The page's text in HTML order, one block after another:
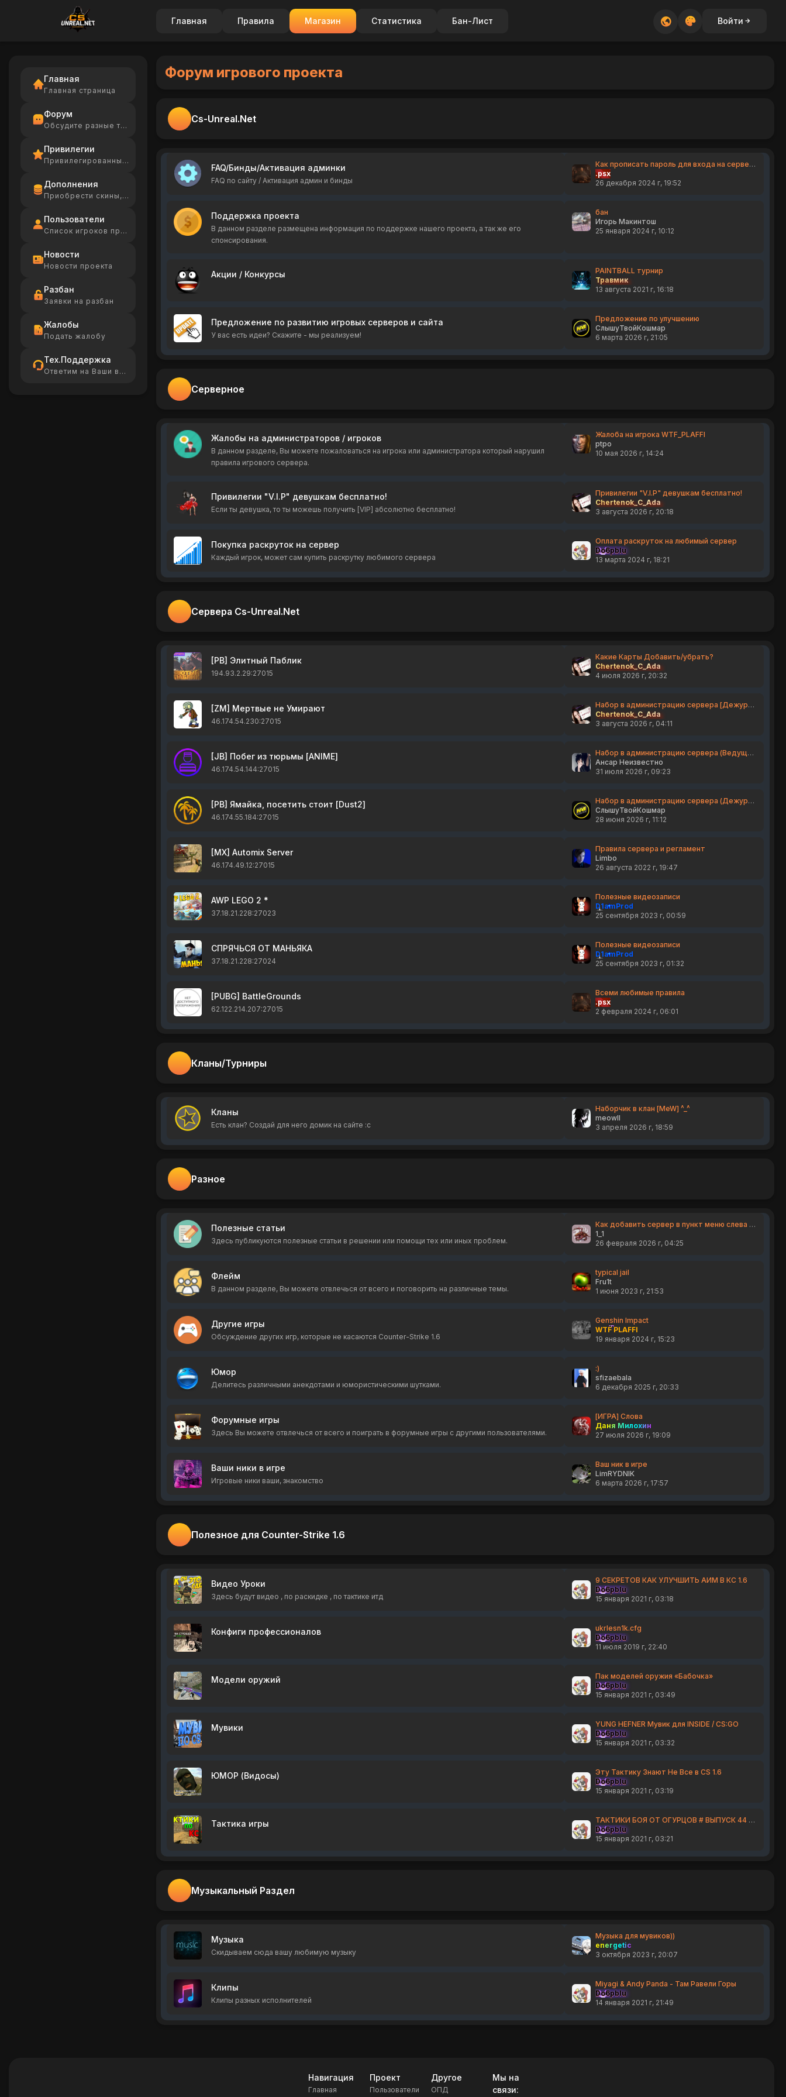
Главная Правила Магазин Статистика Бан-Лист Войти
Главная
Главная страница
Форум
Обсудите разные темы
Привилегии
Привилегированные игроки
Дополнения
Приобрести скины, Ammo
Пользователи
Список игроков проекта
Новости
Новости проекта
Разбан
Заявки на разбан
Жалобы
Подать жалобу
Тех.Поддержка
Ответим на Ваши вопросы
Форум игрового проекта
Cs-Unreal.Net
FAQ/Бинды/Активация админки
FAQ по сайту / Активация админ и бинды
Как прописать пароль для входа на сервер с привилегиями в CS 1.6
.psx
26 декабря 2024 г, 19:52
Поддержка проекта
В данном разделе размещена информация по поддержке нашего проекта, а так же его
спонсирования.
бан
Игорь Макинтош
25 января 2024 г, 10:12
Акции / Конкурсы
PAINTBALL турнир
Травмик
13 августа 2021 г, 16:18
Предложение по развитию игровых серверов и сайта
У вас есть идеи? Скажите - мы реализуем!
Предложение по улучшению
СлышуТвойКошмар
6 марта 2026 г, 21:05
Серверное
Жалобы на администраторов / игроков
В данном разделе, Вы можете пожаловаться на игрока или администратора который нарушил
правила игрового сервера.
Жалоба на игрока WTF_PLAFFI
ptpo
10 мая 2026 г, 14:24
Привилегии "V.I.P" девушкам бесплатно!
Если ты девушка, то ты можешь получить [VIP] абсолютно бесплатно!
Привилегии "V.I.P" девушкам бесплатно!
Chertenok_C_Ada
3 августа 2026 г, 20:18
Покупка раскруток на сервер
Каждый игрок, может сам купить раскрутку любимого сервера
Оплата раскруток на любимый сервер
Do6pbIu
13 марта 2024 г, 18:21
Сервера Cs-Unreal.Net
[PB] Элитный Паблик
194.93.2.29:27015
Какие Карты Добавить/убрать?
Chertenok_C_Ada
4 июля 2026 г, 20:32
[ZM] Мертвые не Умирают
46.174.54.230:27015
Набор в администрацию сервера [Дежурные]
Chertenok_C_Ada
3 августа 2026 г, 04:11
[JB] Побег из тюрьмы [ANIME]
46.174.54.144:27015
Набор в администрацию сервера (Ведущие)
Ансар Неизвестно
31 июля 2026 г, 09:23
[PB] Ямайка, посетить стоит [Dust2]
46.174.55.184:27015
Набор в администрацию сервера (Дежурные)
СлышуТвойКошмар
28 июня 2026 г, 11:12
[MX] Automix Server
46.174.49.12:27015
Правила сервера и регламент
Limbo
26 августа 2022 г, 19:47
AWP LEGO 2 *
37.18.21.228:27023
Полезные видеозаписи
D1amProd
25 сентября 2023 г, 00:59
СПРЯЧЬСЯ ОТ МАНЬЯКА
37.18.21.228:27024
Полезные видеозаписи
D1amProd
25 сентября 2023 г, 01:32
[PUBG] BattleGrounds
62.122.214.207:27015
Всеми любимые правила
.psx
2 февраля 2024 г, 06:01
Кланы/Турниры
Кланы
Есть клан? Создай для него домик на сайте :с
Наборчик в клан [MeW] ^_^
meowll
3 апреля 2026 г, 18:59
Разное
Полезные статьи
Здесь публикуются полезные статьи в решении или помощи тех или иных проблем.
Как добавить сервер в пункт меню слева (начальное) для коннекта (в сборку Counter-Strike 1.6)
1_1
26 февраля 2026 г, 04:25
Флейм
В данном разделе, Вы можете отвлечься от всего и поговорить на различные темы.
typical jail
Fru1t
1 июня 2023 г, 21:53
Другие игры
Обсуждение других игр, которые не касаются Counter-Strike 1.6
Genshin Impact
WTF PLAFFI
19 января 2024 г, 15:23
Юмор
Делитесь различными анекдотами и юмористическими шутками.
:)
sfizaebala
6 декабря 2025 г, 20:33
Форумные игры
Здесь Вы можете отвлечься от всего и поиграть в форумные игры с другими пользователями.
[ИГРА] Слова
Даня Милохин
27 июля 2026 г, 19:09
Ваши ники в игре
Игровые ники ваши, знакомство
Ваш ник в игре
LimRYDNIK
6 марта 2026 г, 17:57
Полезное для Counter-Strike 1.6
Видео Уроки
Здесь будут видео , по раскидке , по тактике итд
9 СЕКРЕТОВ КАК УЛУЧШИТЬ АИМ В КС 1.6
Do6pbIu
15 января 2021 г, 03:18
Конфиги профессионалов
ukrlesn1k.cfg
Do6pbIu
11 июля 2019 г, 22:40
Модели оружий
Пак моделей оружия «Бабочка»
Do6pbIu
15 января 2021 г, 03:49
Мувики
YUNG HEFNER Мувик для INSIDE / CS:GO
Do6pbIu
15 января 2021 г, 03:32
ЮМОР (Видосы)
Эту Тактику Знают Не Все в CS 1.6
Do6pbIu
15 января 2021 г, 03:19
Тактика игры
ТАКТИКИ БОЯ ОТ ОГУРЦОВ # ВЫПУСК 44 CS:GO
Do6pbIu
15 января 2021 г, 03:21
Музыкальный Раздел
Музыка
Скидываем сюда вашу любимую музыку
Музыка для мувиков))
energetic
3 октября 2023 г, 20:07
Клипы
Клипы разных исполнителей
Miyagi & Andy Panda - Там Равели Горы
Do6pbIu
14 января 2021 г, 21:49
Навигация
Главная
Проект
Пользователи
Другое
ОПД
Мы на
связи: